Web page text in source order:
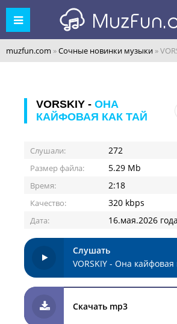
muzfun.com »Сочные новинки музыки »
VORSKIY - ОНА
КАЙФОВАЯ КАК ТАЙ
Слушали: 272
Размер файла: 5.29 Mb
Время: 2:18
Качество: 320 kbps
Дата: 16.мая.2026 года
Слушать
VORSKIY - Она кайфовая
Скачать mp3